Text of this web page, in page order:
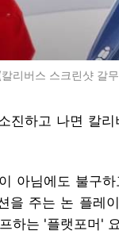
리버스 스크린샷 갈
진하고 나면 칼
아님에도 불구
을 주는 논 플레
하는 '플랫포머'